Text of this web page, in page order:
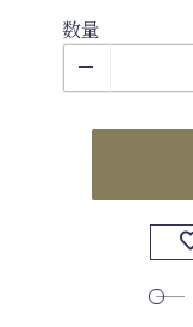
数量